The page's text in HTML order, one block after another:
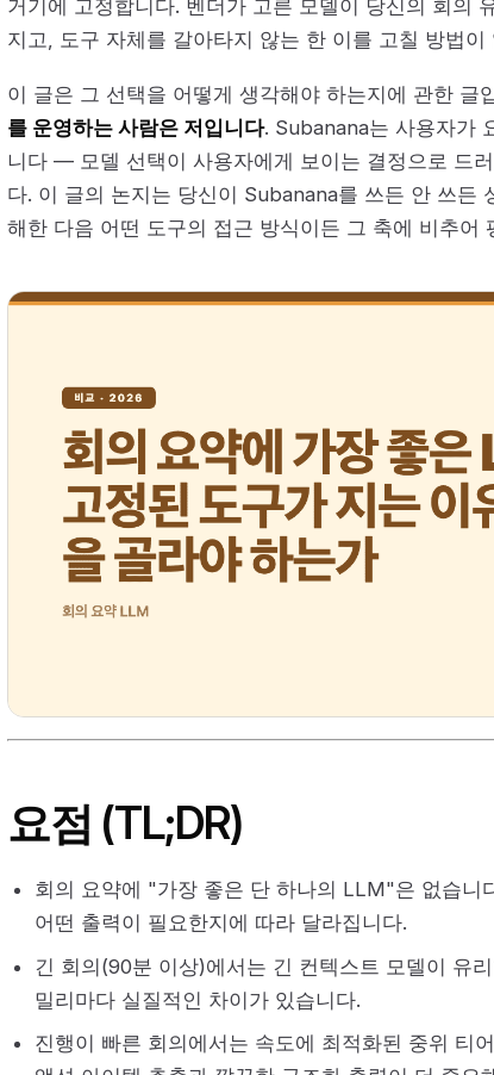
거기에 고정합니다. 벤더가 고른 모델이 당신의 회의
지고, 도구 자체를 갈아타지 않는 한 이를 고칠 방법이
이 글은 그 선택을 어떻게 생각해야 하는지에 관한 글
를 운영하는 사람은 저입니다. Subanana는 사용자가
니다 — 모델 선택이 사용자에게 보이는 결정으로 드
다. 이 글의 논지는 당신이 Subanana를 쓰든 안 쓰든
해한 다음 어떤 도구의 접근 방식이든 그 축에 비추어
요점 (TL;DR)
회의 요약에 "가장 좋은 단 하나의 LLM"은 없습니
어떤 출력이 필요한지에 따라 달라집니다.
긴 회의(90분 이상)에서는 긴 컨텍스트 모델이 유
밀리마다 실질적인 차이가 있습니다.
진행이 빠른 회의에서는 속도에 최적화된 중위 티